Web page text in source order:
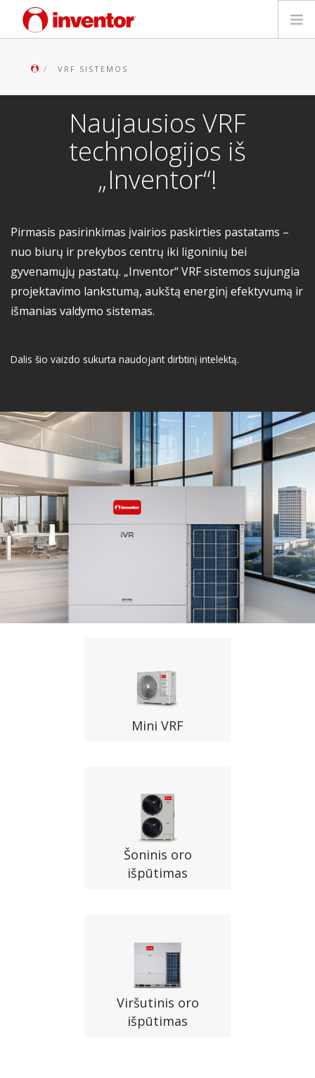
Galerija
Parduotuvių paieška
Lietuvių
VRF SISTEMOS
Naujausios VRF
technologijos iš
„Inventor“!
Pirmasis pasirinkimas įvairios paskirties pastatams –
nuo biurų ir prekybos centrų iki ligoninių bei
gyvenamųjų pastatų. „Inventor“ VRF sistemos sujungia
projektavimo lankstumą, aukštą energinį efektyvumą ir
išmanias valdymo sistemas.
Dalis šio vaizdo sukurta naudojant dirbtinį intelektą.
Mini VRF
Šoninis oro
išpūtimas
Viršutinis oro
išpūtimas